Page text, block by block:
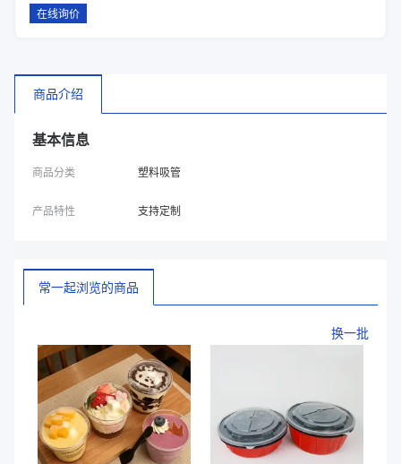
在线询价
商品介绍
基本信息
商品分类 塑料吸管
产品特性 支持定制
常一起浏览的商品
换一批